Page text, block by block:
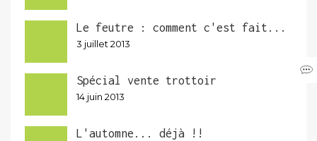
Le feutre : comment c'est fait...
3 juillet 2013
Spécial vente trottoir
14 juin 2013
L'automne... déjà !!